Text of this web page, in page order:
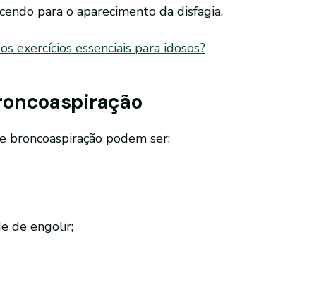
para o aparecimento da disfagia.
exercícios essenciais para idosos?
broncoaspiração podem ser:
de engolir;